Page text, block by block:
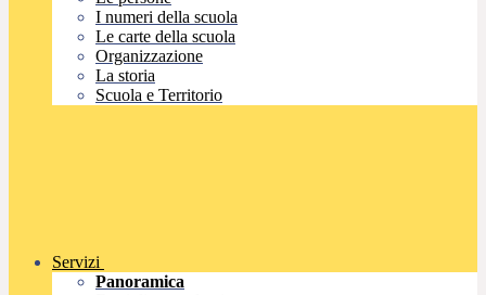
I numeri della scuola
Le carte della scuola
Organizzazione
La storia
Scuola e Territorio
Servizi
Panoramica